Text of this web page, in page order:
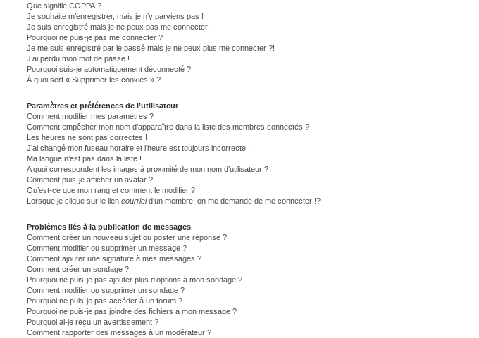
Que signifie COPPA ?
Je souhaite m’enregistrer, mais je n’y parviens pas !
Je suis enregistré mais je ne peux pas me connecter !
Pourquoi ne puis-je pas me connecter ?
Je me suis enregistré par le passé mais je ne peux plus me connecter ?!
J’ai perdu mon mot de passe !
Pourquoi suis-je automatiquement déconnecté ?
À quoi sert « Supprimer les cookies » ?
Paramètres et préférences de l’utilisateur
Comment modifier mes paramètres ?
Comment empêcher mon nom d’apparaître dans la liste des membres connectés ?
Les heures ne sont pas correctes !
J’ai changé mon fuseau horaire et l’heure est toujours incorrecte !
Ma langue n’est pas dans la liste !
A quoi correspondent les images à proximité de mon nom d’utilisateur ?
Comment puis-je afficher un avatar ?
Qu’est-ce que mon rang et comment le modifier ?
Lorsque je clique sur le lien courrield’un membre, on me demande de me connecter !?
Problèmes liés à la publication de messages
Comment créer un nouveau sujet ou poster une réponse ?
Comment modifier ou supprimer un message ?
Comment ajouter une signature à mes messages ?
Comment créer un sondage ?
Pourquoi ne puis-je pas ajouter plus d’options à mon sondage ?
Comment modifier ou supprimer un sondage ?
Pourquoi ne puis-je pas accéder à un forum ?
Pourquoi ne puis-je pas joindre des fichiers à mon message ?
Pourquoi ai-je reçu un avertissement ?
Comment rapporter des messages à un modérateur ?